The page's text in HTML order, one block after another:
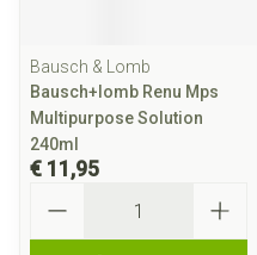
Bausch & Lomb
Bausch+lomb Renu Mps
Multipurpose Solution
240ml
€ 11,95